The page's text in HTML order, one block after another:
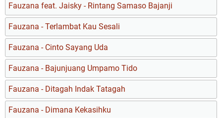
Fauzana feat. Jaisky - Rintang Samaso Bajanji
Fauzana - Terlambat Kau Sesali
Fauzana - Cinto Sayang Uda
Fauzana - Bajunjuang Umpamo Tido
Fauzana - Ditagah Indak Tatagah
Fauzana - Dimana Kekasihku